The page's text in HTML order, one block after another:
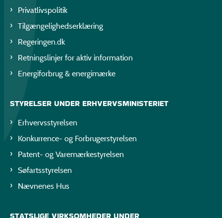
Privatlivspolitik
Tilgængelighedserklæring
Regeringen.dk
Retningslinjer for aktiv information
Energiforbrug & energimærke
STYRELSER UNDER ERHVERVSMINISTERIET
Erhvervsstyrelsen
Konkurrence- og Forbrugerstyrelsen
Patent- og Varemærkestyrelsen
Søfartsstyrelsen
Nævnenes Hus
STATSLIGE VIRKSOMHEDER UNDER